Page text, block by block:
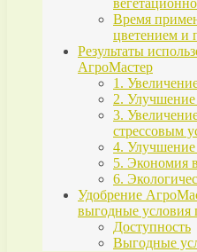
Время
цветением и
Результаты
АгроМастер
1.
2. Улучшение
3.
стрессовым
4.
5. Экономия
6.
Удобрение
выгодные условия
Доступность
Выгодные